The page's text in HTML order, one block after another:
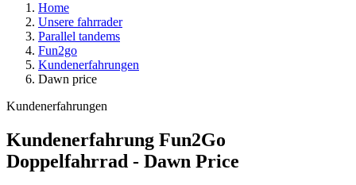
Home
Unsere fahrrader
Parallel tandems
Fun2go
Kundenerfahrungen
Dawn price
Kundenerfahrungen
Kundenerfahrung Fun2Go
Doppelfahrrad - Dawn Price